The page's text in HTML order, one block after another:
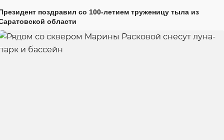
поздравил со 100-летием труженицу тыла из
области